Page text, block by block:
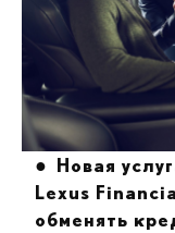
● Новая
Lexus
обменять